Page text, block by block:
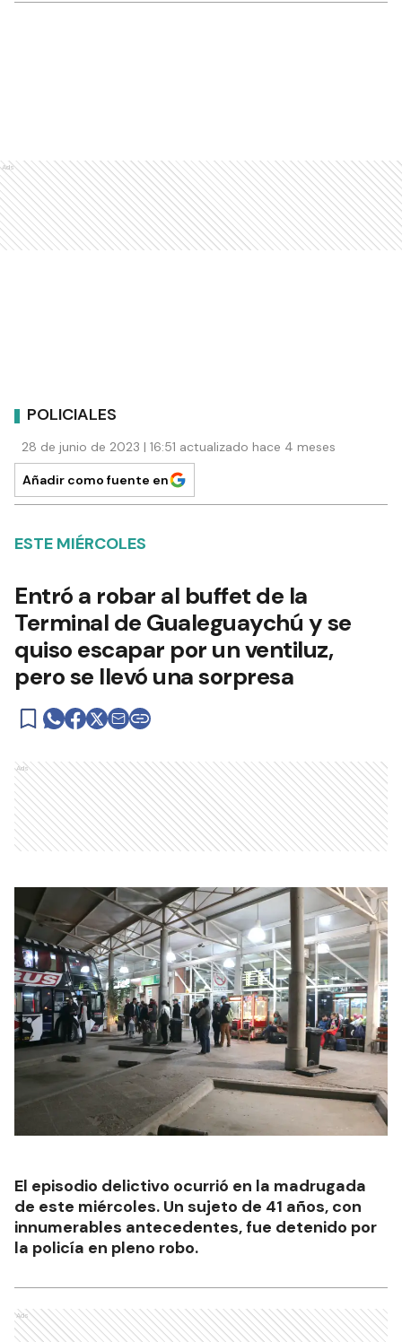
Ads
POLICIALES
28 de junio de 2023 | 16:51 actualizado hace 4 meses
Añadir como fuente en
ESTE MIÉRCOLES
Entró a robar al buffet de la
Terminal de Gualeguaychú y se
quiso escapar por un ventiluz,
pero se llevó una sorpresa
Ads
El episodio delictivo ocurrió en la madrugada
de este miércoles. Un sujeto de 41 años, con
innumerables antecedentes, fue detenido por
la policía en pleno robo.
Ads